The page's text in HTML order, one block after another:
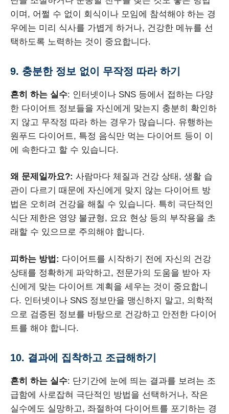
이며, 어쩔 수 없이 회식이나 모임에 참석해야 하는 경
우에는 미리 식사를 가볍게 하거나, 건강한 메뉴를 선
택하도록 노력하는 것이 중요합니다.
9. 충분한 정보 없이 무작정 따라 하기
흔히 하는 실수: 인터넷이나 SNS 등에서 접하는 다양
한 다이어트 정보들을 자신에게 맞는지 충분히 확인하
지 않고 무작정 따라 하는 경우가 많습니다. 유행하는
원푸드 다이어트, 특정 음식만 먹는 다이어트 등이 이
에 속한다고 할 수 있습니다.
왜 문제일까요?: 사람마다 체질과 건강 상태, 생활 습
관이 다르기 때문에 자신에게 맞지 않는 다이어트 방
법은 오히려 건강을 해칠 수 있습니다. 특히 극단적인
식단 제한은 영양 불균형, 요요 현상 등의 부작용을 초
래할 수 있으므로 주의해야 합니다.
피하는 방법: 다이어트를 시작하기 전에 자신의 건강
상태를 정확하게 파악하고, 전문가의 도움을 받아 자
신에게 맞는 다이어트 계획을 세우는 것이 중요합니
다. 인터넷이나 SNS 정보만을 맹신하지 말고, 의학적
으로 검증된 정보를 바탕으로 건강하고 안전한 다이어
트를 해야 합니다.
10. 결과에 집착하고 조급해하기
흔히 하는 실수: 단기간에 눈에 띄는 결과를 보려는 조
급함에 사로잡혀 극단적인 방법을 선택하거나, 작은
실수에도 실망하고, 좌절하여 다이어트를 포기하는 경